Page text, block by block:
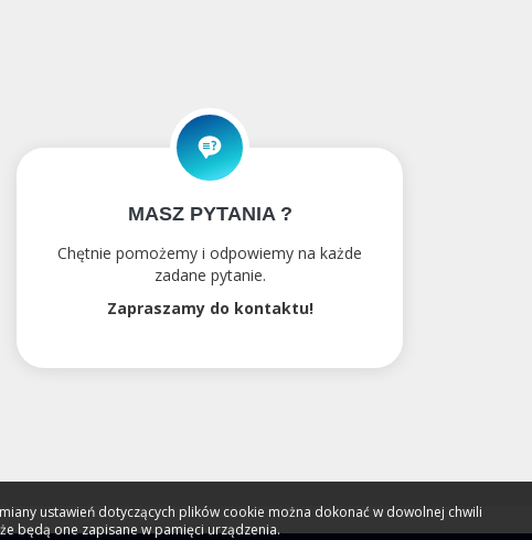
MASZ PYTANIA ?
Chętnie pomożemy i odpowiemy na każde
zadane pytanie.
Zapraszamy do kontaktu!
ustawień dotyczących plików cookie można dokonać w dowolnej chwili
będą one zapisane w pamięci urządzenia.